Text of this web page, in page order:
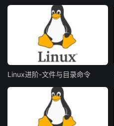
Linux进阶-文件与目录命令